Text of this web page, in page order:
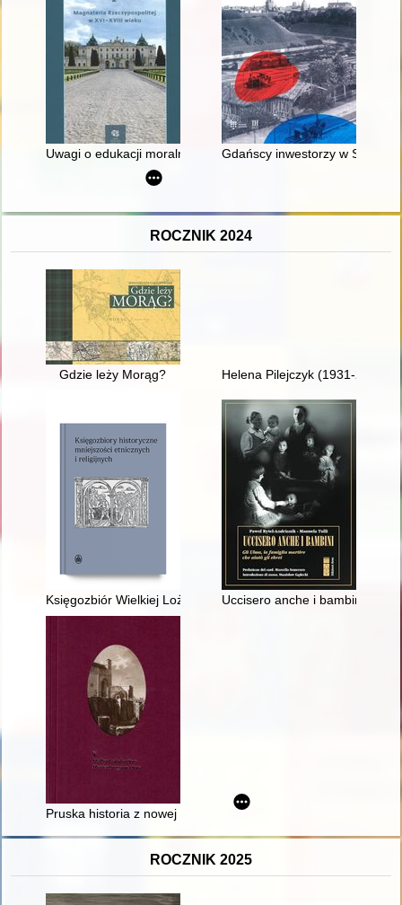
Uwagi o edukacji moralnej synów szlacheckich w XVI-
Gdańscy inwestorzy w
ROCZNIK 2024
Gdzie leży Morąg? Helena Pilejczyk (1931-2023)
Księgozbiór Wielkiej Loży Hamburga ze zbiorów
Uccisero anche i bambini : gli
Pruska historia z nowej perspektywy : komentarze Friedricha
ROCZNIK 2025